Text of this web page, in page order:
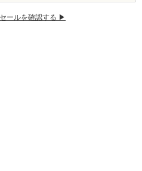
ールを確認する ▶︎